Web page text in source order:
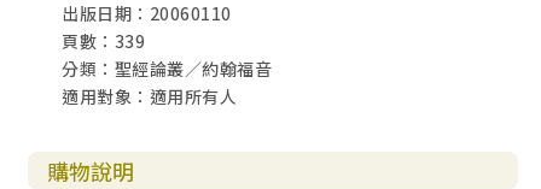
出版日期：20060110
頁數：339
分類：聖經論叢／約翰福音
適用對象：適用所有人
購物說明